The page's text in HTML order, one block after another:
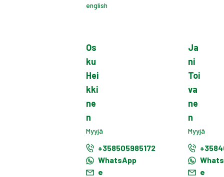
english
Os
ku
Hei
kki
ne
n
Myyjä
+358505985172
WhatsApp
e
Ja
ni
Toi
va
ne
n
Myyjä
e